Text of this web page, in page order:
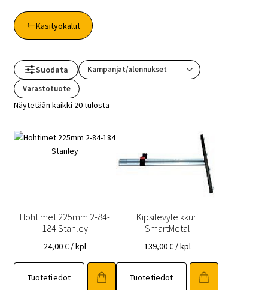
Käsityökalut
Suodata
Varastotuote
Näytetään kaikki 20 tulosta
Hohtimet 225mm 2-84-
184 Stanley
24,00€ / kpl
Tuotetiedot
Kipsilevyleikkuri
SmartMetal
139,00€ / kpl
Tuotetiedot